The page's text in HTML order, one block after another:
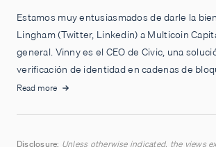
Estamos muy entusiasmados de darle la
Lingham (Twitter, Linkedin) a Multicoin
general. Vinny es el CEO de Civic, una
verificación de identidad en cadenas de
Read more
Disclosure: Unless otherwise indicated, the views